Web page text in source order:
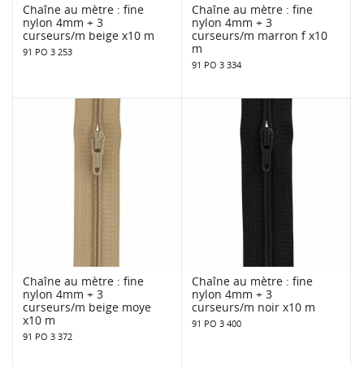
Chaîne au mètre : fine
nylon 4mm + 3
curseurs/m beige x10 m
91 PO 3 253
Chaîne au mètre : fine
nylon 4mm + 3
curseurs/m marron f x10
m
91 PO 3 334
Chaîne au mètre : fine
nylon 4mm + 3
curseurs/m beige moye
x10 m
91 PO 3 372
Chaîne au mètre : fine
nylon 4mm + 3
curseurs/m noir x10 m
91 PO 3 400